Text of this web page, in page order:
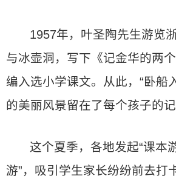
1957年，叶圣陶先生游览
与冰壶洞，写下《记金华的两
编入选小学课文。从此，“卧船
的美丽风景留在了每个孩子的记
这个夏季，各地发起“课本
游”，吸引学生家长纷纷前去打